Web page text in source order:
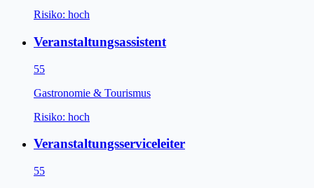
Risiko: hoch
Veranstaltungsassistent
55
Gastronomie & Tourismus
Risiko: hoch
Veranstaltungsserviceleiter
55